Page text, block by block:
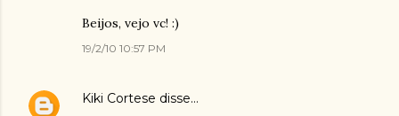
Beijos, vejo vc! :)
19/2/10 10:57 PM
Kiki Cortese disse…